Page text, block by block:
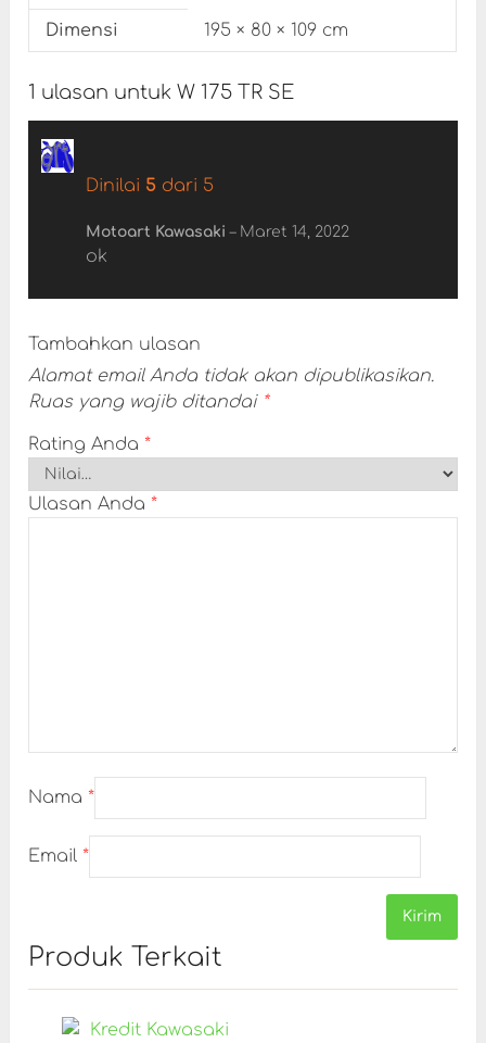
Dimensi 195 × 80 × 109 cm
1 ulasan untukW 175 TR SE
Dinilai 5dari 5
Motoart Kawasaki– Maret 14, 2022
ok
Tambahkan ulasan
Alamat email Anda tidak akan dipublikasikan.
Ruas yang wajib ditandai *
Rating Anda *
Ulasan Anda *
Nama *
Email *
Produk Terkait